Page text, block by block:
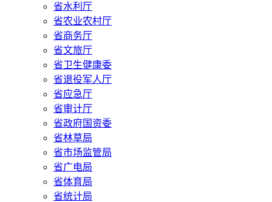
省水利厅
省农业农村厅
省商务厅
省文旅厅
省卫生健康委
省退役军人厅
省应急厅
省审计厅
省政府国资委
省林草局
省市场监管局
省广电局
省体育局
省统计局